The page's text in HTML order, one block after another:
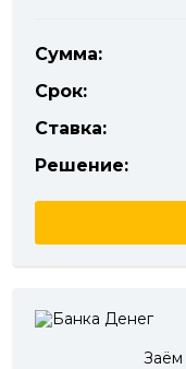
Сумма:
Срок:
Ставка:
Решение:
Заём